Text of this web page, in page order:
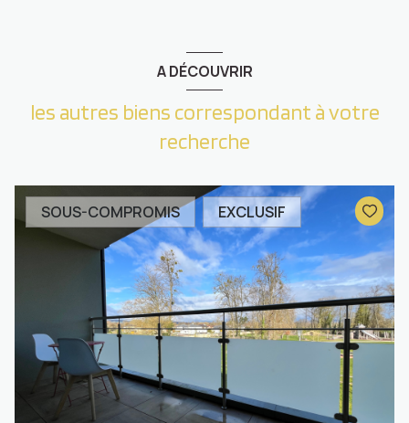
A DÉCOUVRIR
les autres biens correspondant à votre
recherche
SOUS-COMPROMIS EXCLUSIF